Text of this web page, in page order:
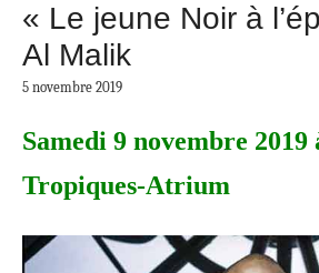
« Le jeune Noir à
Al Malik
5 novembre 2019
Samedi 9 novembre 2019
Tropiques-Atrium